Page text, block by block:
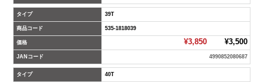
タイプ 39T
商品コード 535-1818039
価格 ¥3,850¥3,500
JANコード 4990852080687
タイプ 40T